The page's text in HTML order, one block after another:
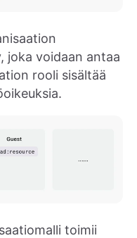
joka voidaan antaa
rooli sisältää
toimii